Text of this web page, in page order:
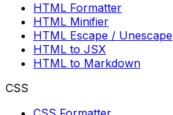
HTML Formatter
HTML Minifier
HTML Escape / Unescape
HTML to JSX
HTML to Markdown
CSS